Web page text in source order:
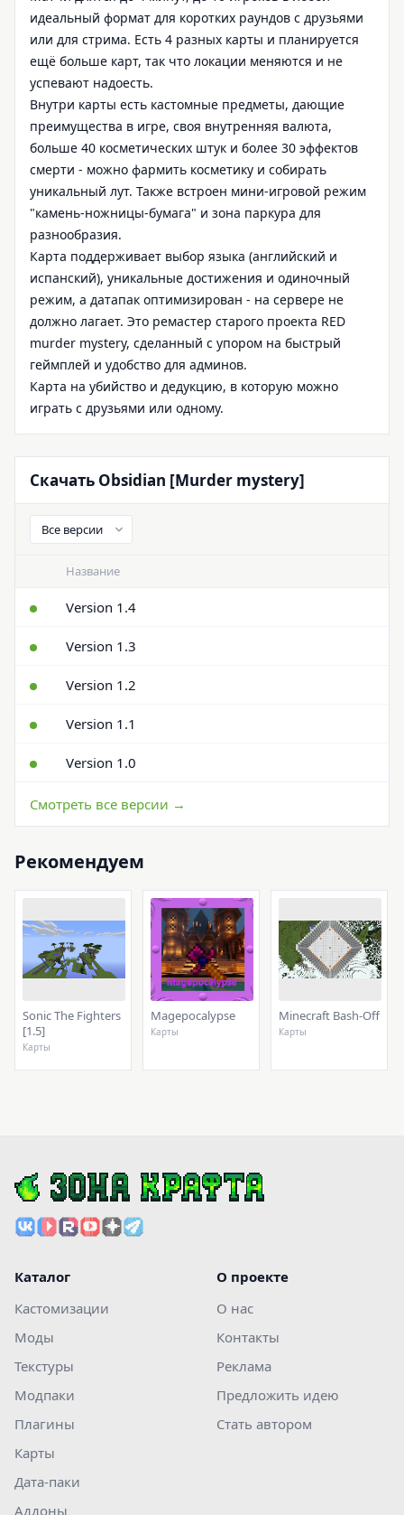
идеальный формат для коротких раундов с друзьями
или для стрима. Есть 4 разных карты и планируется
ещё больше карт, так что локации меняются и не
успевают надоесть.
Внутри карты есть кастомные предметы, дающие
преимущества в игре, своя внутренняя валюта,
больше 40 косметических штук и более 30 эффектов
смерти - можно фармить косметику и собирать
уникальный лут. Также встроен мини‑игровой режим
"камень-ножницы-бумага" и зона паркура для
разнообразия.
Карта поддерживает выбор языка (английский и
испанский), уникальные достижения и одиночный
режим, а датапак оптимизирован - на сервере не
должно лагает. Это ремастер старого проекта RED
murder mystery, сделанный с упором на быстрый
геймплей и удобство для админов.
Карта на убийство и дедукцию, в которую можно
играть с друзьями или одному.
Скачать Obsidian [Murder mystery]
Название
Version 1.4
Version 1.3
Version 1.2
Version 1.1
Version 1.0
Смотреть все версии →
Рекомендуем
Sonic The Fighters
[1.5]
Карты
Magepocalypse
Карты
Minecraft Bash-Off
Карты
Каталог
Кастомизации
Моды
Текстуры
Модпаки
Плагины
Карты
Дата-паки
Аддоны
О проекте
О нас
Контакты
Реклама
Предложить идею
Стать автором